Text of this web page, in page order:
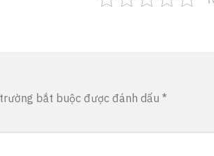
bắt buộc được đánh dấu *